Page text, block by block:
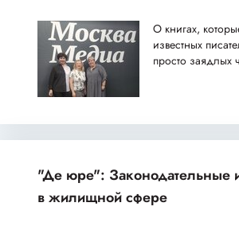
О книгах,
известных
просто заядлых
"Де юре": Законодательные
в жилищной сфере